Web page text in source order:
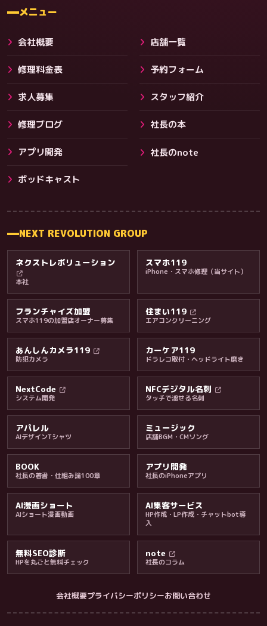
その他サービス
料金・保証・ご案内
料金
メニュー
会社概要 店舗一覧
修理料金表 予約フォーム
求人募集 スタッフ紹介
修理ブログ 社長の本
アプリ開発 社長のnote
ポッドキャスト
NEXT REVOLUTION GROUP
ネクストレボリューション
本社
スマホ119
iPhone・スマホ修理（当サイト）
フランチャイズ加盟
スマホ119の加盟店オーナー募集
住まい119
エアコンクリーニング
あんしんカメラ119
防犯カメラ
カーケア119
ドラレコ取付・ヘッドライト磨き
NextCode
システム開発
NFCデジタル名刺
タッチで渡せる名刺
アパレル
AIデザインTシャツ
ミュージック
店舗BGM・CMソング
BOOK
社長の著書・仕組み論100章
アプリ開発
社長のiPhoneアプリ
AI漫画ショート
AIショート漫画動画
AI集客サービス
HP作成・LP作成・チャットbot導
入
無料SEO診断
HPを丸ごと無料チェック
note
社長のコラム
会社概要プライバシーポリシーお問い合わせ